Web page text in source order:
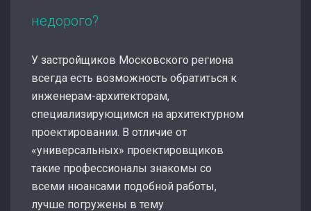
недорого?
У застройщиков Московского региона
всегда есть возможность обратиться к
инженерам-архитекторам,
специализирующимся на архитектурном
проектировании. В отличие от
«универсальных» проектировщиков
такие профессионалы знакомы со
всеми нюансами подобной работы,
лучше погружены в тему